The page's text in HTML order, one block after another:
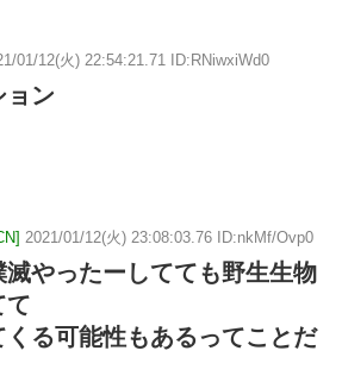
01/12(火) 22:54:21.71 ID:RNiwxiWd0
ョン
2021/01/12(火) 23:08:03.76 ID:nkMf/Ovp0
やったーしてても野生生物
て
る可能性もあるってことだ